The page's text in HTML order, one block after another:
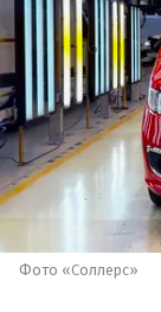
Фото «Соллерс»